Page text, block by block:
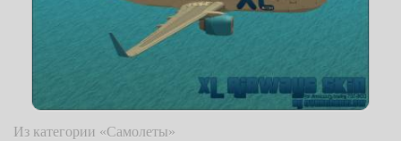
Из категории «Самолеты»